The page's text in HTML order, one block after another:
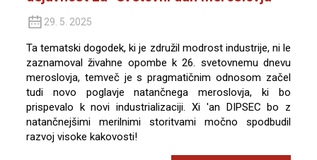
29. 5. 2025
Ta tematski dogodek, ki je združil modrost industrije, ni le
zaznamoval živahne opombe k 26. svetovnemu dnevu
meroslovja, temveč je s pragmatičnim odnosom začel
tudi novo poglavje natančnega meroslovja, ki bo
prispevalo k novi industrializaciji. Xi 'an DIPSEC bo z
natančnejšimi merilnimi storitvami močno spodbudil
razvoj visoke kakovosti!